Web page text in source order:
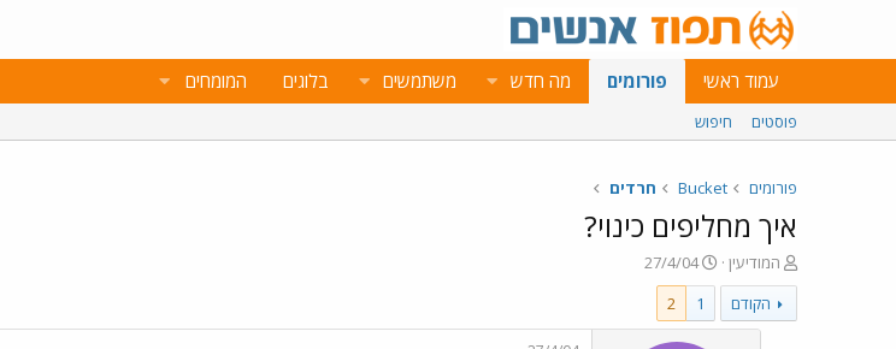
עמוד ראשי פורומים מה חדש משתמשים בלוגים המומחים
פוסטים חיפוש
פורומים Bucket חרדים
איך מחליפים כינוי?
פ
ו
ת
ח
המודיעין
פ
ו
ר
ס
27/4/04
הקודם
1
2